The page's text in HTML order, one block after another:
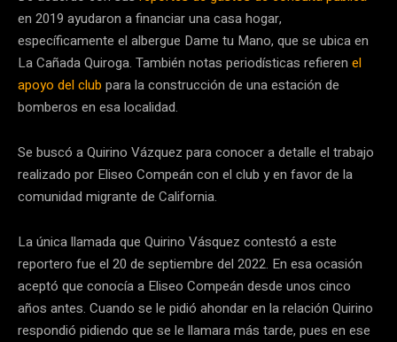
en 2019 ayudaron a financiar una casa hogar,
específicamente el albergue Dame tu Mano, que se ubica en
La Cañada Quiroga. También notas periodísticas refieren el
apoyo del club para la construcción de una estación de
bomberos en esa localidad.
Se buscó a Quirino Vázquez para conocer a detalle el trabajo
realizado por Eliseo Compeán con el club y en favor de la
comunidad migrante de California.
La única llamada que Quirino Vásquez contestó a este
reportero fue el 20 de septiembre del 2022. En esa ocasión
aceptó que conocía a Eliseo Compeán desde unos cinco
años antes. Cuando se le pidió ahondar en la relación Quirino
respondió pidiendo que se le llamara más tarde, pues en ese